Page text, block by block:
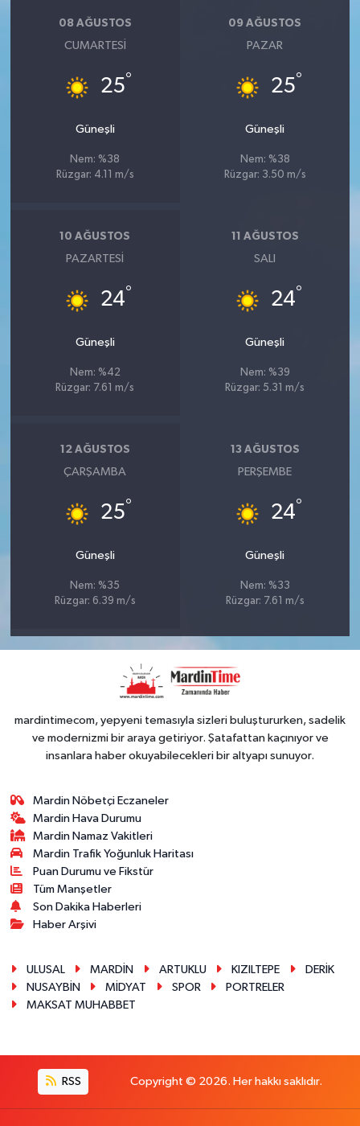
08 AĞUSTOS
CUMARTESI
25°
Güneşli
Nem: %38
Rüzgar: 4.11 m/s
09 AĞUSTOS
PAZAR
25°
Güneşli
Nem: %38
Rüzgar: 3.50 m/s
10 AĞUSTOS
PAZARTESI
24°
Güneşli
Nem: %42
Rüzgar: 7.61 m/s
11 AĞUSTOS
SALI
24°
Güneşli
Nem: %39
Rüzgar: 5.31 m/s
12 AĞUSTOS
ÇARŞAMBA
25°
Güneşli
Nem: %35
Rüzgar: 6.39 m/s
13 AĞUSTOS
PERŞEMBE
24°
Güneşli
Nem: %33
Rüzgar: 7.61 m/s
mardintimecom, yepyeni temasıyla sizleri buluştururken, sadelik
ve modernizmi bir araya getiriyor. Şatafattan kaçınıyor ve
insanlara haber okuyabilecekleri bir altyapı sunuyor.
Mardin Nöbetçi Eczaneler
Mardin Hava Durumu
Mardin Namaz Vakitleri
Mardin Trafik Yoğunluk Haritası
Puan Durumu ve Fikstür
Tüm Manşetler
Son Dakika Haberleri
Haber Arşivi
ULUSAL MARDİN ARTUKLU KIZILTEPE
DERİK
NUSAYBİN
MİDYAT SPOR
PORTRELER
MAKSAT MUHABBET
RSS Copyright © 2026. Her hakkı saklıdır.